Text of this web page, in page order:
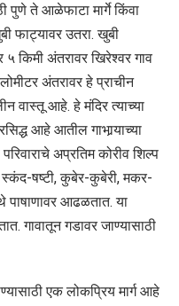
पुणे ते आळेफाटा मार्गे किंवा
फाट्यावर उतरा. खुबी
किमी अंतरावर खिरेश्वर गाव
अंतरावर हे प्राचीन
वास्तू आहे. हे मंदिर त्याच्या
आहे आतील गाभार्‍याच्या
अप्रतिम कोरीव शिल्प
स्कंद-षष्टी, कुबेर-कुबेरी, मकर-
पाषाणावर आढळतात. या
गावातून गडावर जाण्यासाठी
एक लोकप्रिय मार्ग आहे